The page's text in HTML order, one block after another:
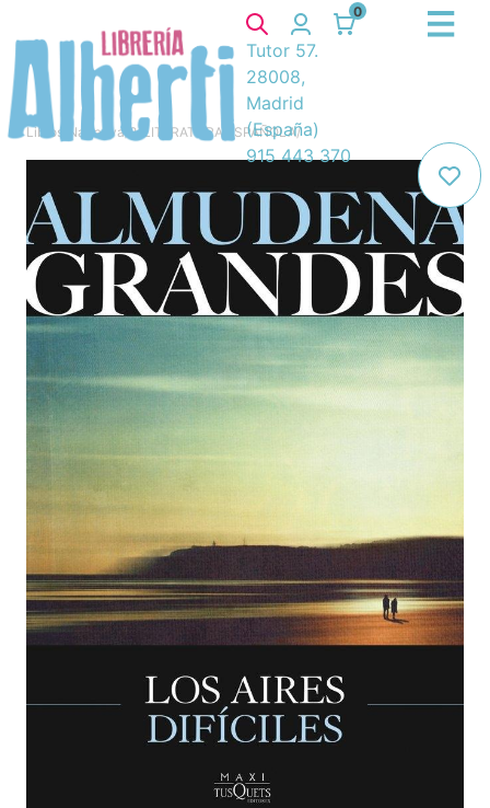
0
Tutor 57.
28008,
Madrid
(España)
915 443 370
Libros Narrativa/ 8. LITERATURA ESPAÑOLA/